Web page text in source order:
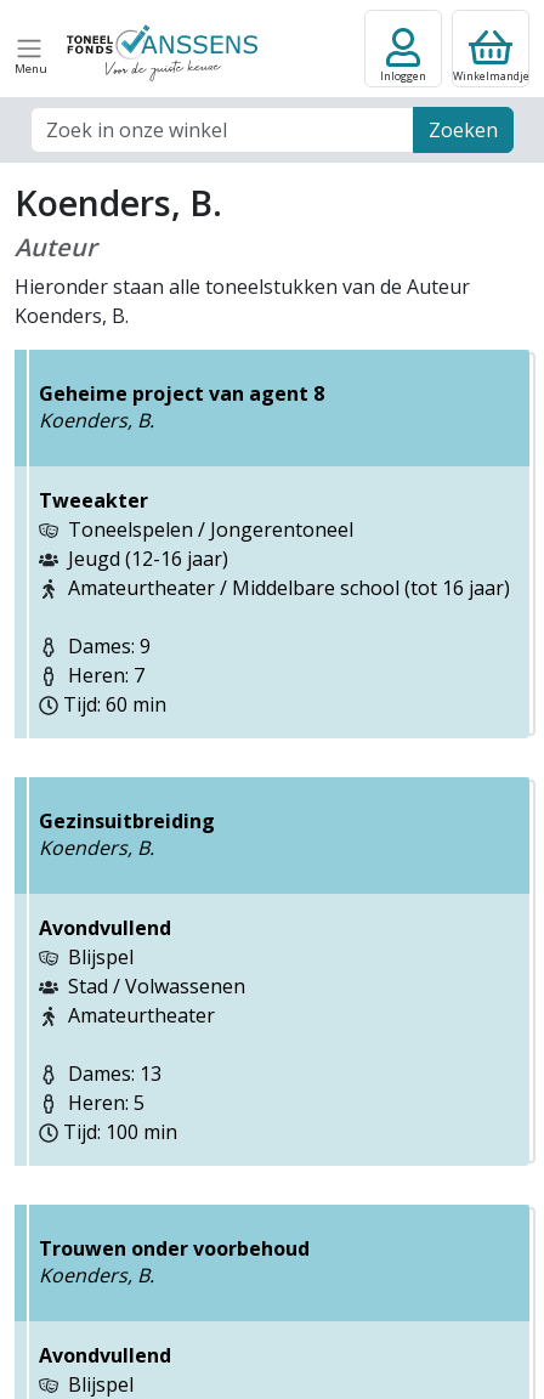
Menu
Zoek veld Zoeken
Inloggen Winkelmandje
Koenders, B.
Auteur
Hieronder staan alle toneelstukken van de Auteur
Koenders, B.
Geheime project van agent 8
Koenders, B.
Tweeakter
Toneelspelen / Jongerentoneel
Jeugd (12-16 jaar)
Amateurtheater / Middelbare school (tot 16 jaar)
Dames: 9
Heren: 7
Tijd: 60 min
Gezinsuitbreiding
Koenders, B.
Avondvullend
Blijspel
Stad / Volwassenen
Amateurtheater
Dames: 13
Heren: 5
Tijd: 100 min
Trouwen onder voorbehoud
Koenders, B.
Avondvullend
Blijspel